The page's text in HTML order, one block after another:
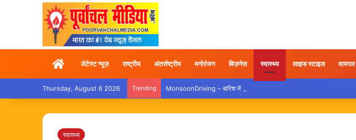
Homeलेटेस्ट न्यूज़ राष्ट्रीय अंतर्राष्ट्रीय मनोरंजन बिज़नेस स्वास्थ्य लाइफ स्टाइल वायरल
Thursday, August 6 2026 Trending MonsoonDriving – बारिश में कार चलाते समय इन गलतियों से बचना है बेहद जरूरी
स्वास्थ्य